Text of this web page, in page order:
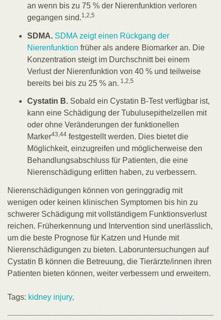
an wenn bis zu 75 % der Nierenfunktion verloren
gegangen sind.1,2,5
SDMA. SDMA zeigt einen Rückgang der
Nierenfunktion früher als andere Biomarker an. Die
Konzentration steigt im Durchschnitt bei einem
Verlust der Nierenfunktion von 40 % und teilweise
bereits bei bis zu 25 % an. 1,2,5
Cystatin B. Sobald ein Cystatin B-Test verfügbar ist,
kann eine Schädigung der Tubulusepithelzellen mit
oder ohne Veränderungen der funktionellen
Marker43,44 festgestellt werden. Dies bietet die
Möglichkeit, einzugreifen und möglicherweise den
Behandlungsabschluss für Patienten, die eine
Nierenschädigung erlitten haben, zu verbessern.
Nierenschädigungen können von geringgradig mit
wenigen oder keinen klinischen Symptomen bis hin zu
schwerer Schädigung mit vollständigem Funktionsverlust
reichen. Früherkennung und Intervention sind unerlässlich,
um die beste Prognose für Katzen und Hunde mit
Nierenschädigungen zu bieten. Laboruntersuchungen auf
Cystatin B können die Betreuung, die Tierärzte/innen ihren
Patienten bieten können, weiter verbessern und erweitern.
Tags: kidney injury,